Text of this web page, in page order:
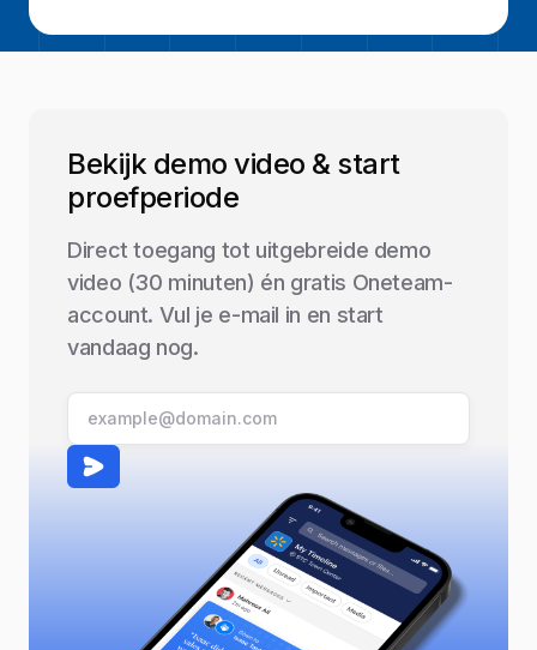
Bekijk demo video & start
proefperiode
Direct toegang tot uitgebreide demo
video (30 minuten) én gratis Oneteam-
account. Vul je e-mail in en start
vandaag nog.